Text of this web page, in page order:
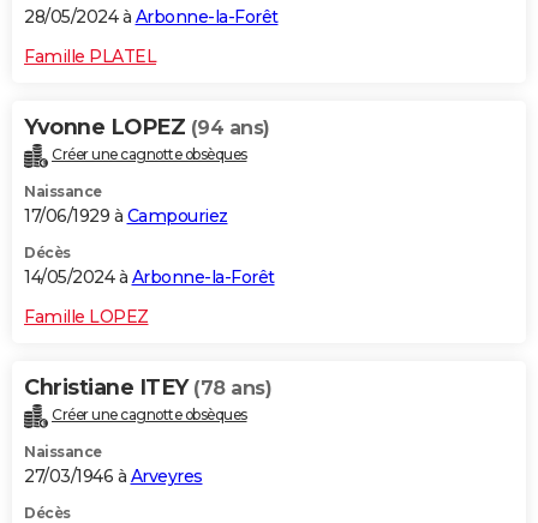
28/05/2024 à Arbonne-la-Forêt
Famille PLATEL
Yvonne LOPEZ (94 ans)
Créer une cagnotte obsèques
Naissance
17/06/1929 à Campouriez
Décès
14/05/2024 à Arbonne-la-Forêt
Famille LOPEZ
Christiane ITEY (78 ans)
Créer une cagnotte obsèques
Naissance
27/03/1946 à Arveyres
Décès